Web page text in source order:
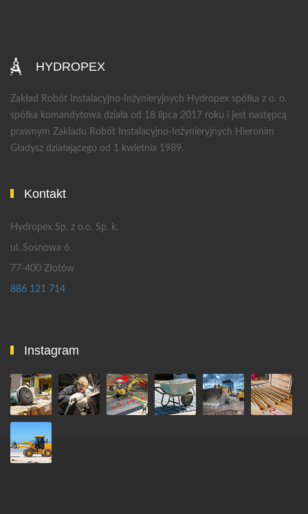
HYDROPEX
Zakład Robót Instalacyjno-Inżynieryjnych Hydropex spółka z o. o.
spółka komandytowa działa od 18 lipca 2017 roku i jest następcą
prawnym Zakładu Robót Instalacyjno-Inżynieryjnych Hieronim
Gładysz działającego od 1 kwietnia 1989.
Kontakt
Hydropex Sp. z o.o. Sp. k.
ul. Sosnowa 6
77-400 Złotów
886 121 714
Instagram